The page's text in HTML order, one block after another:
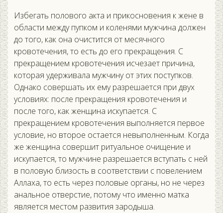
Избегать полового акта и прикосновения к жене в
области между пупком и коленями мужчина должен
до того, как она очистится от месячного
кровотечения, то есть до его прекращения. С
прекращением кровотечения исчезает причина,
которая удерживала мужчину от этих поступков.
Однако совершать их ему разрешается при двух
условиях: после прекращения кровотечения и
после того, как женщина искупается. С
прекращением кровотечения выполняется первое
условие, но второе остается невыполненным. Когда
же женщина совершит ритуальное очищение и
искупается, то мужчине разрешается вступать с ней
в половую близость в соответствии с повелением
Аллаха, то есть через половые органы, но не через
анальное отверстие, потому что именно матка
является местом развития зародыша.